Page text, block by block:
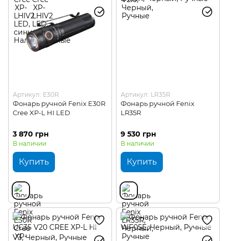
Артикул: E30R
Фонарь ручной Fenix E30R
Cree XP-L HI LED
3 870 грн
В наличии
Купить
Артикул: LR35R
Фонарь ручной Fenix
LR35R
9 530 грн
В наличии
Купить